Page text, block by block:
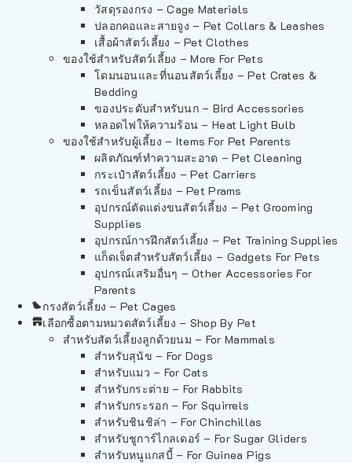
วัสดุรองกรง – Cage Materials
ปลอกคอและสายจูง – Pet Collars & Leashes
เสื้อผ้าสัตว์เลี้ยง – Pet Clothes
ของใช้สำหรับสัตว์เลี้ยง – More For Pets
โดมนอนและที่นอนสัตว์เลี้ยง – Pet Crates &
Bedding
ของประดับสำหรับนก – Bird Accessories
หลอดไฟให้ความร้อน – Heat Light Bulb
ของใช้สำหรับผู้เลี้ยง – Items For Pet Parents
ผลิตภัณฑ์ทำความสะอาด – Pet Cleaning
กระเป๋าสัตว์เลี้ยง – Pet Carriers
รถเข็นสัตว์เลี้ยง – Pet Prams
อุปกรณ์ตัดแต่งขนสัตว์เลี้ยง – Pet Grooming
Supplies
อุปกรณ์การฝึกสัตว์เลี้ยง – Pet Training Supplies
แก็ดเจ็ตสำหรับสัตว์เลี้ยง – Gadgets For Pets
อุปกรณ์เสริมอื่นๆ – Other Accessories For
Parents
กรงสัตว์เลี้ยง – Pet Cages
เลือกซื้อตามหมวดสัตว์เลี้ยง – Shop By Pet
สำหรับสัตว์เลี้ยงลูกด้วยนม – For Mammals
สำหรับสุนัข – For Dogs
สำหรับแมว – For Cats
สำหรับกระต่าย – For Rabbits
สำหรับกระรอก – For Squirrels
สำหรับชินชิล่า – For Chinchillas
สำหรับชูการ์ไกลเดอร์ – For Sugar Gliders
สำหรับหนูแกสบี้ – For Guinea Pigs